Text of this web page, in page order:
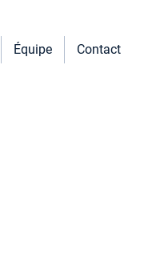
Équipe Contact